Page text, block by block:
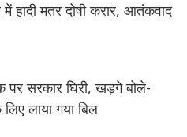
हादी मतर दोषी करार, आतंकवाद
पर सरकार घिरी, खड़गे बोले-
लाया गया बिल